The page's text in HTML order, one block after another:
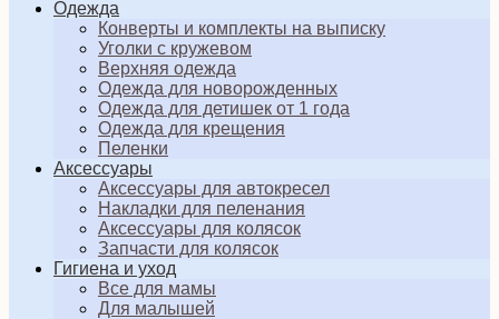
Одежда
Конверты и комплекты на выписку
Уголки с кружевом
Верхняя одежда
Одежда для новорожденных
Одежда для детишек от 1 года
Одежда для крещения
Пеленки
Аксессуары
Аксессуары для автокресел
Накладки для пеленания
Аксессуары для колясок
Запчасти для колясок
Гигиена и уход
Все для мамы
Для малышей